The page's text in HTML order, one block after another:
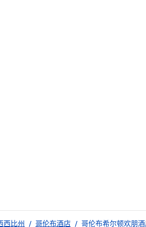
西比州 / 哥伦布酒店 / 哥伦布希尔顿欢朋